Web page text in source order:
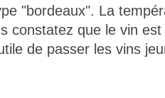
"bordeaux". La
constatez que le vin
de passer les vins